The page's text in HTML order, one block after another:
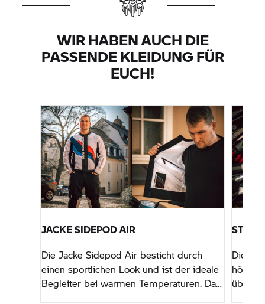
WIR HABEN AUCH DIE
PASSENDE KLEIDUNG FÜR
EUCH!
JACKE SIDEPOD AIR
Die Jacke Sidepod Air besticht durch
einen sportlichen Look und ist der ideale
Begleiter bei warmen Temperaturen. Das
Die